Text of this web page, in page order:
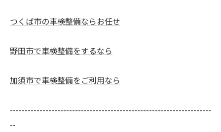
つくば市の車検整備ならお任せ
野田市で車検整備をするなら
加須市で車検整備をご利用なら
--------------------------------------------------------------------
--